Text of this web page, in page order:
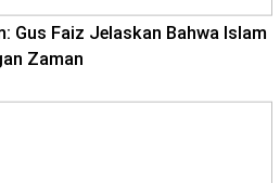
Gus Faiz Jelaskan Bahwa Islam
Zaman